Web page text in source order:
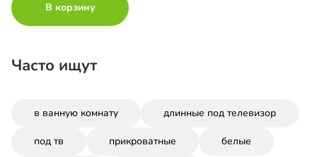
В корзину
Часто ищут
в ванную комнату длинные под телевизор
под тв прикроватные белые